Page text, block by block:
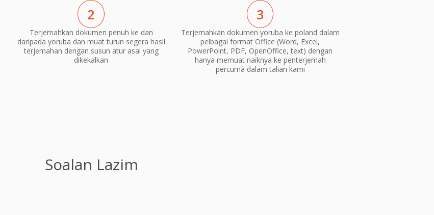
2
Terjemahkan dokumen penuh ke dan
daripada yoruba dan muat turun segera hasil
terjemahan dengan susun atur asal yang
dikekalkan
3
Terjemahkan dokumen yoruba ke poland dalam
pelbagai format Office (Word, Excel,
PowerPoint, PDF, OpenOffice, text) dengan
hanya memuat naiknya ke penterjemah
percuma dalam talian kami
Soalan Lazim